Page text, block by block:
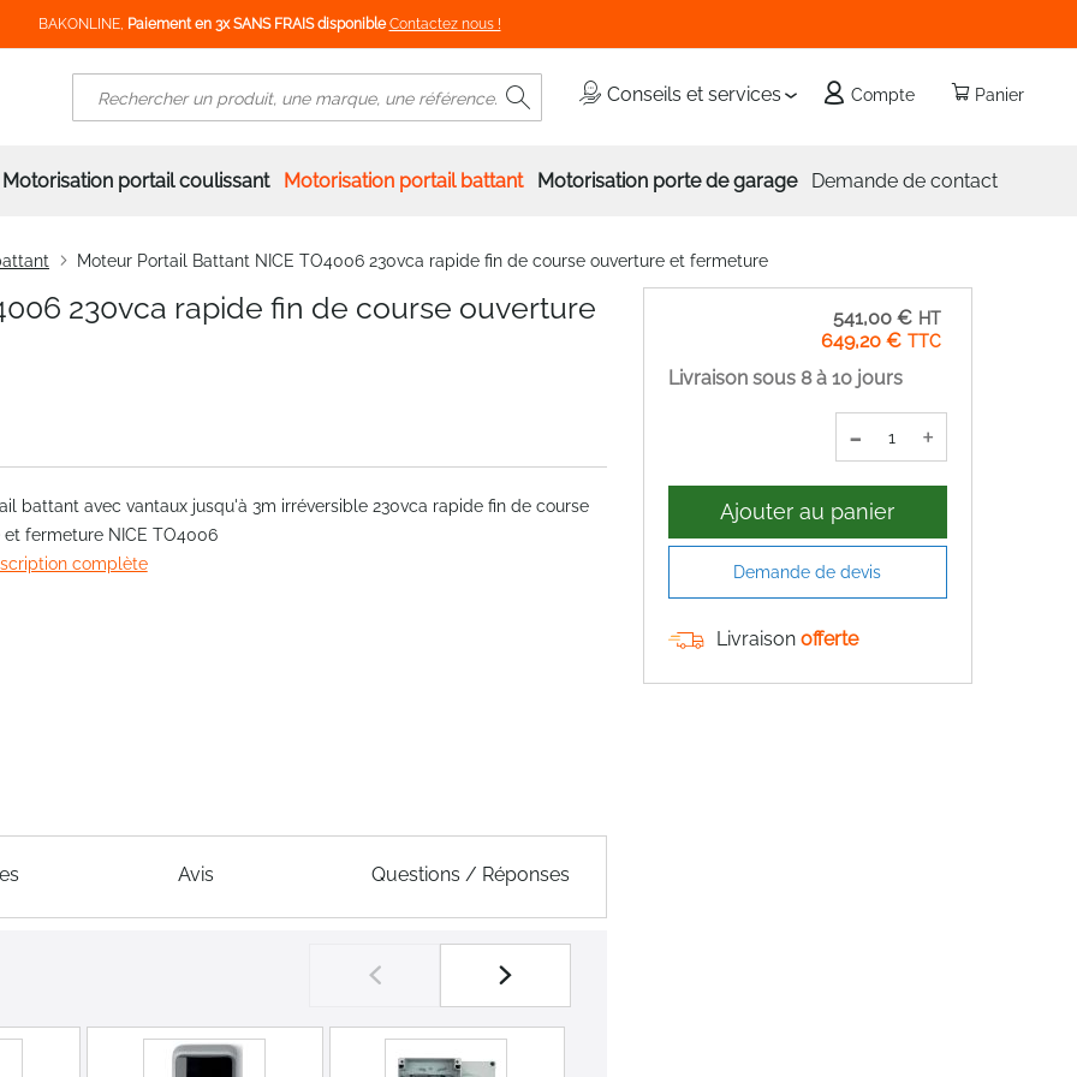
BAKONLINE, Paiement en 3x SANS FRAIS disponible Contactez nous !
Panier
Conseils et services Compte
Rechercher
Motorisation portail coulissant Motorisation portail battant Motorisation porte de garage Demande de contact
Moteur Portail Battant NICE TO4006 230vca rapide fin de course ouverture et fermeture
230vca rapide fin de course ouverture
battant avec vantaux jusqu'à 3m irréversible 230vca rapide fin de course
et fermeture NICE TO4006
complète
Avis Questions / Réponses
649,20 €
541,00 €
Livraison sous 8 à 10 jours
- +
Ajouter au panier
Demande de devis
Livraison offerte